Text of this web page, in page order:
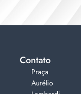
Contato
Praça
Aurélio